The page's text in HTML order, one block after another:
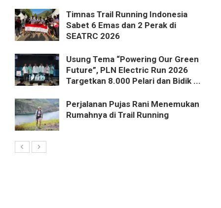
Timnas Trail Running Indonesia
Sabet 6 Emas dan 2 Perak di
SEATRC 2026
Usung Tema “Powering Our Green
Future”, PLN Electric Run 2026
Targetkan 8.000 Pelari dan Bidik ...
Perjalanan Pujas Rani Menemukan
Rumahnya di Trail Running